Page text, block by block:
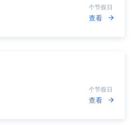
个节假日
查看
个节假日
查看